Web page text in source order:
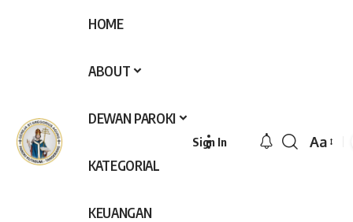
HOME
ABOUT
DEWAN PAROKI
KATEGORIAL
KEUANGAN
Sign In
Font
Aa